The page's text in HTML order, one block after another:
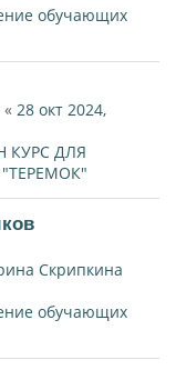
обучающих
« 28 окт 2024,
КУРС ДЛЯ
Скрипкина
обучающих